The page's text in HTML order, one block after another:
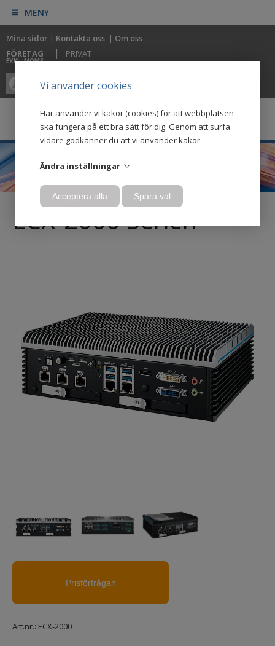
MENY
Vi använder cookies
Här använder vi kakor (cookies) för att webbplatsen
ska fungera på ett bra sätt för dig. Genom att surfa
vidare godkänner du att vi använder kakor.
Ändra inställningar
Acceptera alla Spara val
Mina sidor | Kontakta oss | Om oss
FÖRETAG
EXKL. MOMS
| PRIVAT
0 0
ECX-2000 Serien
Art.nr.: ECX-2000